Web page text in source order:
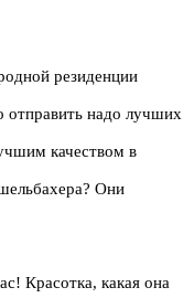
резиденции
надо лучших
качеством в
Они
Красотка, какая она